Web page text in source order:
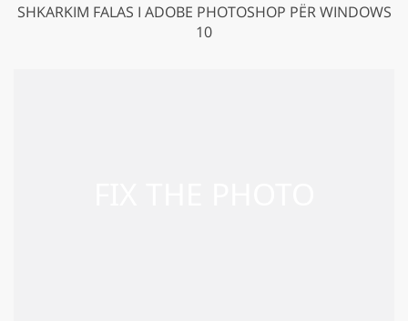
SHKARKIM FALAS I ADOBE PHOTOSHOP PËR WINDOWS
10